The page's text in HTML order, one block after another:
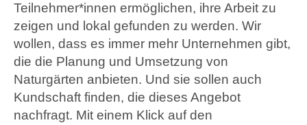
Teilnehmer*innen ermöglichen, ihre Arbeit zu
zeigen und lokal gefunden zu werden. Wir
wollen, dass es immer mehr Unternehmen gibt,
die die Planung und Umsetzung von
Naturgärten anbieten. Und sie sollen auch
Kundschaft finden, die dieses Angebot
nachfragt. Mit einem Klick auf den